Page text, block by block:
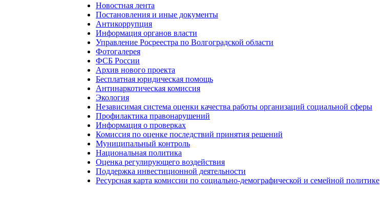
Новостная лента
Постановления и иные документы
Антикоррупция
Информация органов власти
Управление Росреестра по Волгоградской области
Фотогалерея
ФСБ России
Архив нового проекта
Бесплатная юридическая помощь
Антинаркотическая комиссия
Экология
Независимая система оценки качества работы организаций социальной сферы
Профилактика правонарушений
Информация о проверках
Комиссия по оценке последствий принятия решений
Муниципальный контроль
Национальная политика
Оценка регулирующего воздействия
Поддержка инвестиционной деятельности
Ресурсная карта комиссии по социально-демографической и семейной политике